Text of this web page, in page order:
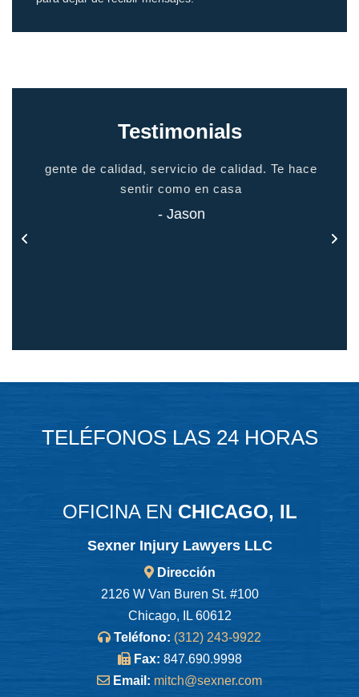
Testimonials
gente de calidad, servicio de calidad. Te hace
sentir como en casa
- Jason
TELÉFONOS LAS 24 HORAS
OFICINA EN CHICAGO, IL
Sexner Injury Lawyers LLC
Dirección
2126 W Van Buren St. #100
Chicago, IL 60612
Teléfono: (312) 243-9922
Fax: 847.690.9998
Email: mitch@sexner.com